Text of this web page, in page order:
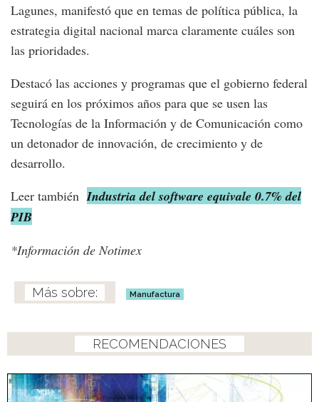
Lagunes, manifestó que en temas de política pública, la
estrategia digital nacional marca claramente cuáles son
las prioridades.
Destacó las acciones y programas que el gobierno federal
seguirá en los próximos años para que se usen las
Tecnologías de la Información y de Comunicación como
un detonador de innovación, de crecimiento y de
desarrollo.
Leer también Industria del software equivale 0.7% del
PIB
*Información de Notimex
Manufactura
RECOMENDACIONES